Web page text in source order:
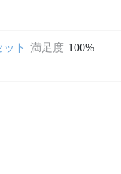
ト 満足度 100%